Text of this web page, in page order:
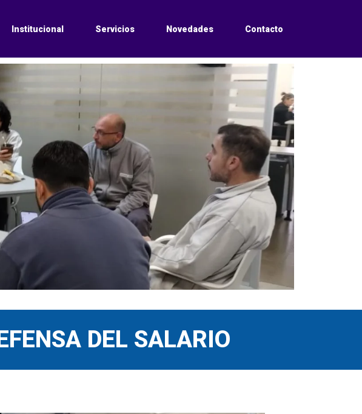
Institucional Servicios Novedades Contacto
DEL SALARIO